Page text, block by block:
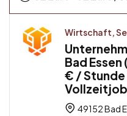
Wirtschaft,
Bad
€ / Stunde
49152 Bad